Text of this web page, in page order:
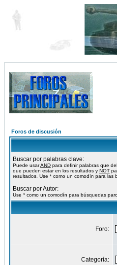
Foros de discusión
Buscar por palabras clave:
Puede usarAND para definir palabras que
que pueden estar en los resultados y NOT
resultados. Use * como un comodín para las
Buscar por Autor:
Use * como un comodín para búsquedas
Foro:
Categoría: